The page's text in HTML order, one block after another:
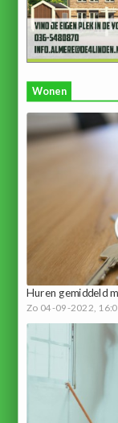
Wonen
Huren gemiddeld
Zo 04-09-2022,